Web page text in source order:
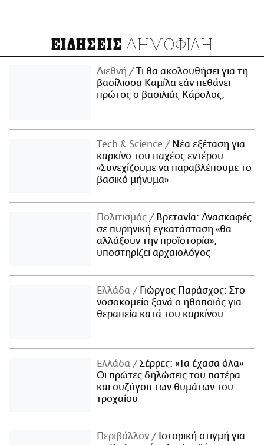
ΕΙΔΗΣΕΙΣ ΔΗΜΟΦΙΛΗ
Διεθνή
Τι θα ακολουθήσει για τη
βασίλισσα Καμίλα εάν πεθάνει
πρώτος ο βασιλιάς Κάρολος;
Τech & Science
Νέα εξέταση για
καρκίνο του παχέος εντέρου:
«Συνεχίζουμε να παραβλέπουμε το
βασικό μήνυμα»
Πολιτισμός
Βρετανία: Ανασκαφές
σε πυρηνική εγκατάσταση «θα
αλλάξουν την προϊστορία»,
υποστηρίζει αρχαιολόγος
Ελλάδα
Γιώργος Παράσχος: Στο
νοσοκομείο ξανά ο ηθοποιός για
θεραπεία κατά του καρκίνου
Ελλάδα
Σέρρες: «Τα έχασα όλα» -
Οι πρώτες δηλώσεις του πατέρα
και συζύγου των θυμάτων του
τροχαίου
Περιβάλλον
Ιστορική στιγμή για